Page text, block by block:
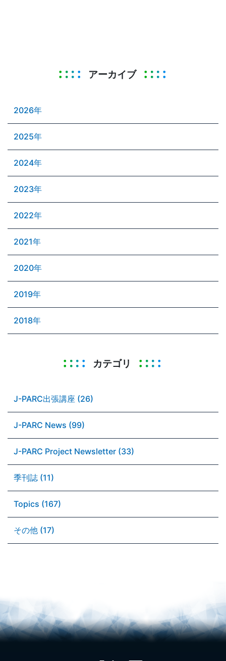
アーカイブ
2026年
2025年
2024年
2023年
2022年
2021年
2020年
2019年
2018年
カテゴリ
J-PARC出張講座 (26)
J-PARC News (99)
J-PARC Project Newsletter (33)
季刊誌 (11)
Topics (167)
その他 (17)